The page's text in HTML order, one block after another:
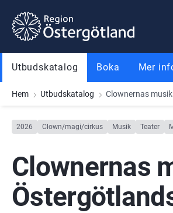
Gå till innehåll
Gå till meny
Gå till sidfot
Utbudskatalog Boka Mer
Hem Utbudskatalog Clownernas
2026 Clown/magi/cirkus Musik Teater
Clownernas